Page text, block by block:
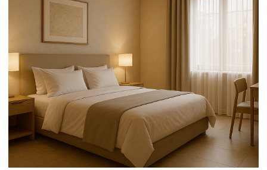
Проект мини-гостиницы под ключ,
созданный профессионалами, дает:
Часто владельцы думают: «Зачем
архитектурный проект? Я видел примеры —
можно скопировать». Но ошибки в
планировке, экономия на инженерии или
заимствованный дизайн приводят к тому,
что отель оказывается нерентабельным.
рациональное использование
пространства
индивидуальный дизайн, который
формирует атмосферу
грамотную экономику и
прогнозируемую окупаемость
гибкость для будущих изменений